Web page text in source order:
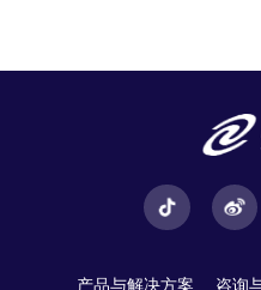
产品与解决方案 咨询